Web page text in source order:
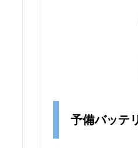
予備バッテ